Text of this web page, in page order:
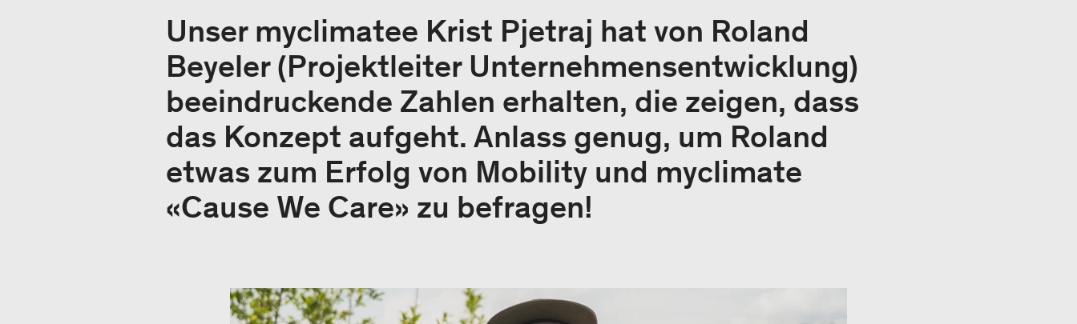
Unser myclimatee Krist Pjetraj hat von Roland
Beyeler (Projektleiter Unternehmensentwicklung)
beeindruckende Zahlen erhalten, die zeigen, dass
das Konzept aufgeht. Anlass genug, um Roland
etwas zum Erfolg von Mobility und myclimate
«Cause We Care» zu befragen!